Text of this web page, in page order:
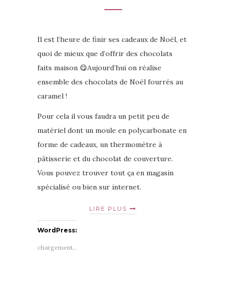
Il est l’heure de finir ses cadeaux de Noël, et
quoi de mieux que d’offrir des chocolats
faits maison 😋Aujourd’hui on réalise
ensemble des chocolats de Noël fourrés au
caramel !
Pour cela il vous faudra un petit peu de
matériel dont un moule en polycarbonate en
forme de cadeaux, un thermomètre à
pâtisserie et du chocolat de couverture.
Vous pouvez trouver tout ça en magasin
spécialisé ou bien sur internet.
LIRE PLUS
WordPress:
chargement…